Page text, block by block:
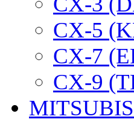
CX-5
CX-7
CX-9